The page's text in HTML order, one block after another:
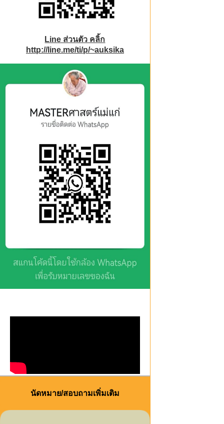
Line ส่วนตัว คลิ้ก
http://line.me/ti/p/~auksika
นัดหมาย/สอบถามเพิ่มเติม